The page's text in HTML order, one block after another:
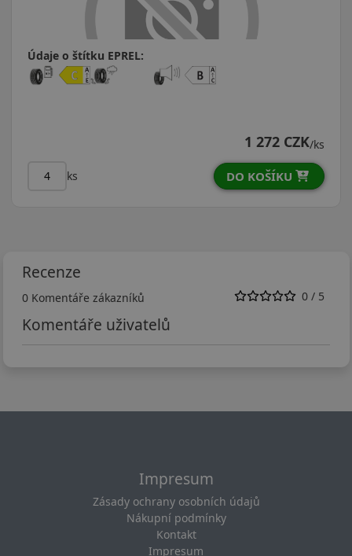
Údaje o štítku EPREL:
1 272 CZK/ks
ks DO KOŠÍKU
Recenze
0 Komentáře zákazníků 0 / 5
Komentáře uživatelů
Impresum
Zásady ochrany osobních údajů
Nákupní podmínky
Kontakt
Impresum